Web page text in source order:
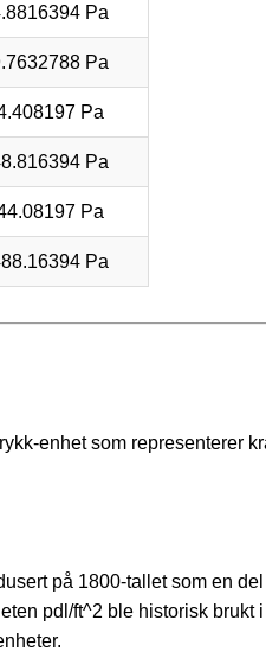
Pa
Pa
Pa
Pa
Pa
Pa
enhet som representerer
på 1800-tallet som en
pdl/ft^2 ble historisk